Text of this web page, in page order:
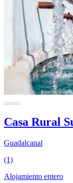
Casa Rural
Guadalcanal
(1)
Alojamiento entero